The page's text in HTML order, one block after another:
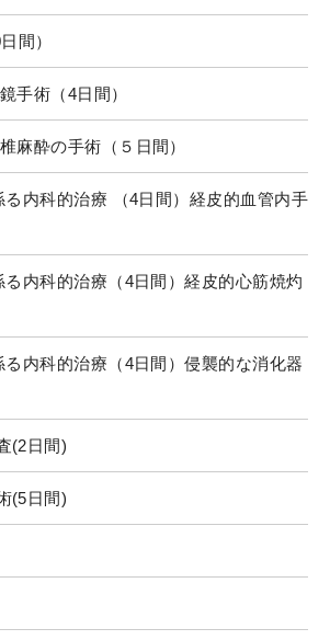
間）
手術（4日間）
麻酔の手術（５日間）
内科的治療 （4日間）経皮的血管内手
内科的治療（4日間）経皮的心筋焼灼
内科的治療（4日間）侵襲的な消化器
(2日間)
(5日間)